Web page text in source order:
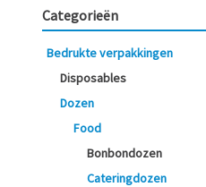
Categorieën
Bedrukte verpakkingen
Disposables
Dozen
Food
Bonbondozen
Cateringdozen